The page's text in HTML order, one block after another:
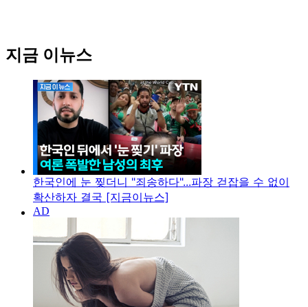
지금 이뉴스
한국인에 눈 찢더니 "죄송하다"...파장 걷잡을 수 없이
확산하자 결국 [지금이뉴스]